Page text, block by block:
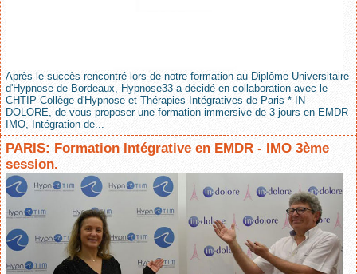
Après le succès rencontré lors de notre formation au Diplôme Universitaire
d'Hypnose de Bordeaux, Hypnose33 a décidé en collaboration avec le
CHTIP Collège d'Hypnose et Thérapies Intégratives de Paris * IN-
DOLORE, de vous proposer une formation immersive de 3 jours en EMDR-
IMO, Intégration de...
PARIS: Formation Intégrative en EMDR - IMO 3ème
session.